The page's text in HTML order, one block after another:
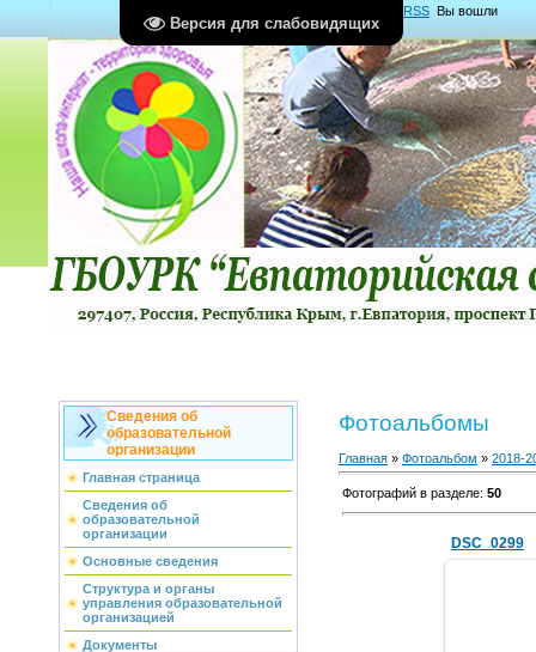
Версия для слабовидящих
RSS Вы вошли
какГость Группа "Гости"
Сведения об
образовательной
организации
Главная страница
Сведения об
образовательной
организации
Основные сведения
Структура и органы
управления образовательной
организацией
Документы
Фотоальбомы
Главная » Фотоальбом » 2018-
Фотографий в разделе: 50
DSC_0299